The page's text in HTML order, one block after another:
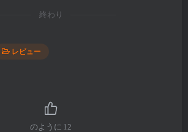
終わり
レビュー
のように 12